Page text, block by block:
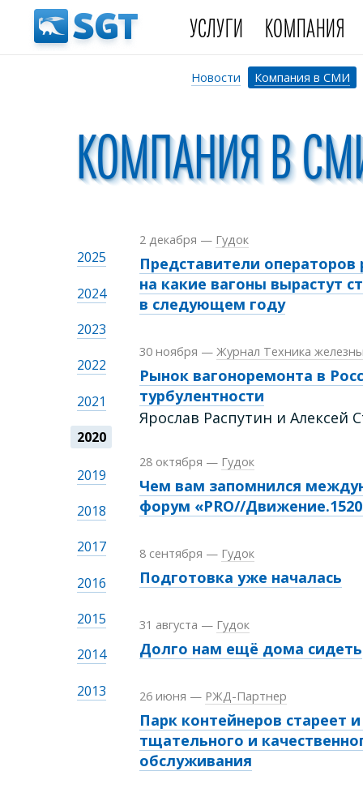
УСЛУГИ КОМПАНИЯ
Новости Компания в СМИ
КОМПАНИЯ В
2025
2024
2023
2022
2021
2020
2019
2018
2017
2016
2015
2014
2013
2 декабря — Гудок
Представители операторов
на какие вагоны вырастут
в следующем году
30 ноября — Журнал Техника
Рынок вагоноремонта в
турбулентности
Ярослав Распутин и Алексей
28 октября — Гудок
Чем вам запомнился
форум «PRO//
8 сентября — Гудок
Подготовка уже началась
31 августа — Гудок
Долго нам ещё дома сидеть
26 июня — РЖД-Партнер
Парк контейнеров стареет
тщательного и
обслуживания